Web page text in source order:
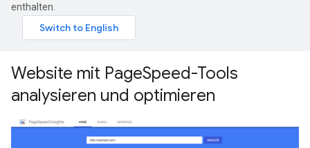
enthalten.
Website mit PageSpeed-Tools
analysieren und optimieren